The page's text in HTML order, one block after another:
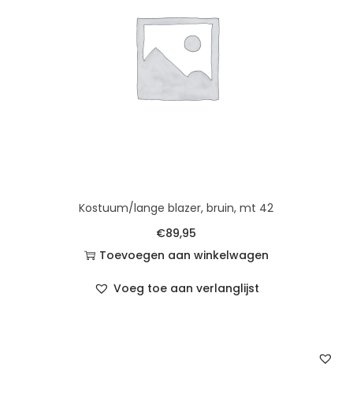
Kostuum/lange blazer, bruin, mt 42
€89,95
Toevoegen aan winkelwagen
Voeg toe aan verlanglijst